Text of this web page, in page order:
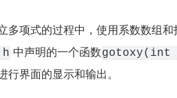
多项式的过程中，使用系数数组
中声明的一个函数
行界面的显示和输出。